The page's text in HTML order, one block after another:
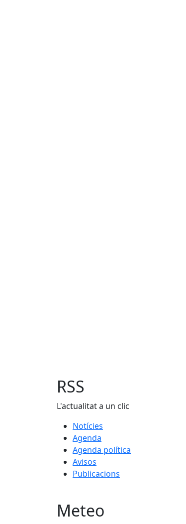
RSS
L'actualitat a un clic
Notícies
Agenda
Agenda política
Avisos
Publicacions
Meteo